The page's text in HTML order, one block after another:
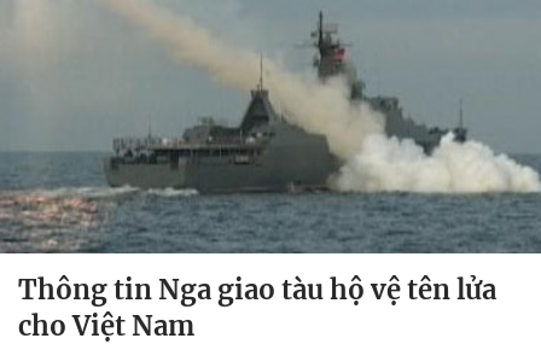
Thông tin Nga giao tàu hộ vệ tên lửa
cho Việt Nam